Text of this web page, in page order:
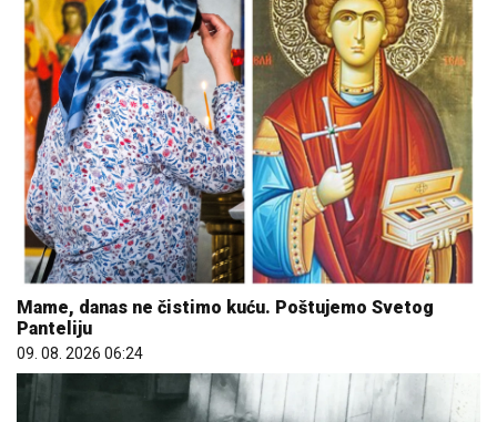
Mame, danas ne čistimo kuću. Poštujemo Svetog
Panteliju
09. 08. 2026 06:24